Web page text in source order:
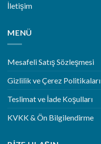
İletişim
MENÜ
Mesafeli Satış Sözleşmesi
Gizlilik ve Çerez Politikaları
Teslimat ve İade Koşulları
KVKK & Ön Bilgilendirme